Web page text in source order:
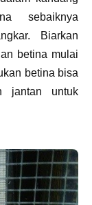
sebaiknya
Biarkan
betina mulai
betina bisa
jantan untuk